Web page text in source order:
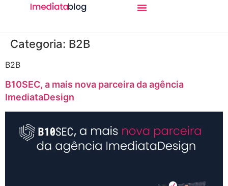
Categoria: B2B
B2B
B10SEC, a mais nova parceira da agência
ImediataDesign